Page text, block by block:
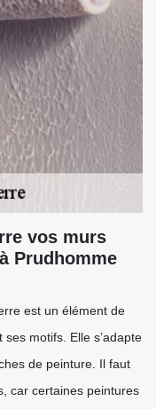
vos murs
Prudhomme
est un élément de
motifs. Elle s’adapte
de peinture. Il faut
car certaines peintures